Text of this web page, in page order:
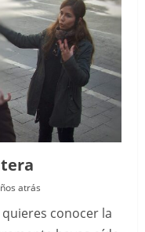
atrás
quieres conocer la